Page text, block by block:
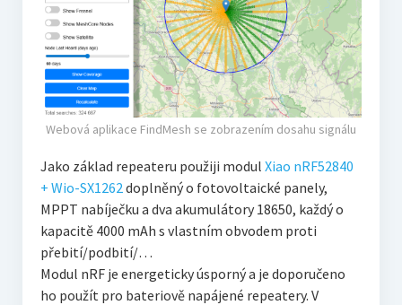
Webová aplikace FindMesh se zobrazením dosahu signálu
Jako základ repeateru použiji modul Xiao nRF52840
+ Wio-SX1262 doplněný o fotovoltaické panely,
MPPT nabíječku a dva akumulátory 18650, každý o
kapacitě 4000 mAh s vlastním obvodem proti
přebití/podbití/…
Modul nRF je energeticky úsporný a je doporučeno
ho použít pro bateriově napájené repeatery. V